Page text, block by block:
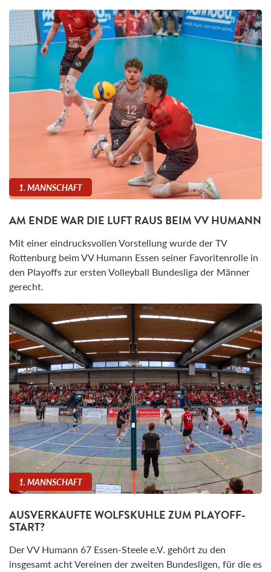
1. MANNSCHAFT
AM ENDE WAR DIE LUFT RAUS BEIM VV HUMANN
Mit einer eindrucksvollen Vorstellung wurde der TV
Rottenburg beim VV Humann Essen seiner Favoritenrolle in
den Playoffs zur ersten Volleyball Bundesliga der Männer
gerecht.
1. MANNSCHAFT
AUSVERKAUFTE WOLFSKUHLE ZUM PLAYOFF-
START?
Der VV Humann 67 Essen-Steele e.V. gehört zu den
insgesamt acht Vereinen der zweiten Bundesligen, für die es